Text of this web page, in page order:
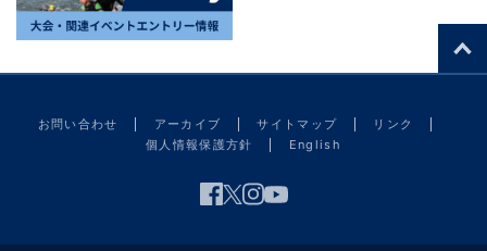
お問い合わせ アーカイブ サイトマップ
リンク
個人情報保護方針
English